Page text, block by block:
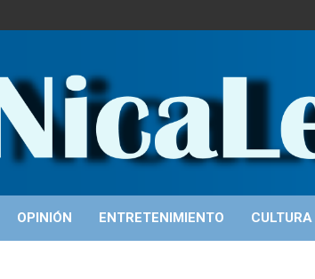
OPINIÓN ENTRETENIMIENTO CULTURA